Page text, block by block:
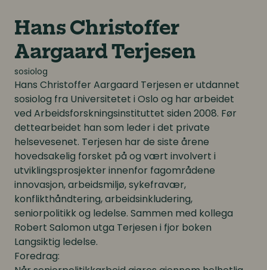
Hans Christoffer
Aargaard Terjesen
sosiolog
Hans Christoffer Aargaard Terjesen er utdannet
sosiolog fra Universitetet i Oslo og har arbeidet
ved Arbeidsforskningsinstituttet siden 2008. Før
dettearbeidet han som leder i det private
helsevesenet. Terjesen har de siste årene
hovedsakelig forsket på og vært involvert i
utviklingsprosjekter innenfor fagområdene
innovasjon, arbeidsmiljø, sykefravær,
konflikthåndtering, arbeidsinkludering,
seniorpolitikk og ledelse. Sammen med kollega
Robert Salomon utga Terjesen i fjor boken
Langsiktig ledelse.
Foredrag: